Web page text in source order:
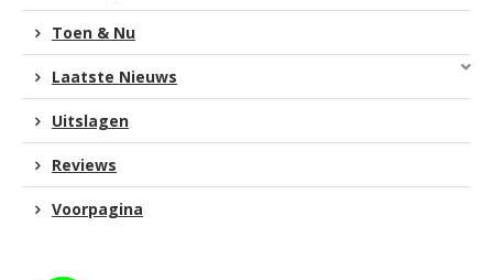
Toen & Nu
Laatste Nieuws
Uitslagen
Reviews
Voorpagina